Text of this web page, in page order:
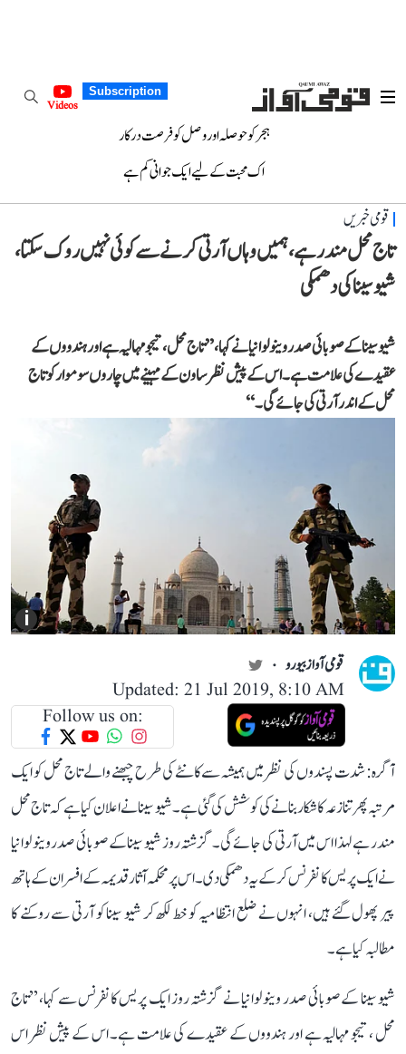
Subscription
Videos
ہجر کو حوصلہ اور وصل کو فرصت درکار
اک محبت کے لیے ایک جوانی کم ہے
قومی خبریں
تاج محل مندر ہے، ہمیں وہاں آرتی کرنے سے کوئی نہیں روک سکتا،
شیو سینا کی دھمکی
شیو سینا کے صوبائی صدر وینو لوانیا نے کہا، ’’تاج محل، تیجو مہالیہ ہے اور ہندووں کے
عقیدے کی علامت ہے۔ اس کے پیش نظر ساون کے مہینے میں چاروں سوموار کو تاج
محل کے اندر آرتی کی جائے گی۔ ‘‘
i
قومی آواز بیورو
Updated: 21 Jul 2019, 8:10 AM
Follow us on:
آگرہ: شدت پسندوں کی نظر میں ہمیشہ سے کانٹے کی طرح چبھنے والے تاج محل کو ایک
مرتبہ پھر تنازعہ کا شکار بنانے کی کوشش کی گئی ہے۔ شیو سینا نے اعلان کیا ہے کہ تاج محل
مندر ہے لہذا اس میں آرتی کی جائے گی۔ گزشتہ روز شیو سینا کے صوبائی صدر وینو لوانیا
نے ایک پریس کانفرنس کر کے یہ دھمکی دی۔ اس پر محکمہ آثار قدیمہ کے افسران کے ہاتھ
پیر پھول گئے ہیں، انہوں نے ضلع انتظامیہ کو خط لکھ کر شیو سینا کو آرتی سے روکنے کا
مطالبہ کیا ہے۔
شیو سینا کے صوبائی صدر وینو لوانیا نے گزشتہ روز ایک پریس کانفرنس سے کہا، ’’تاج
محل ، تیجو مہالیہ ہے اور ہندووں کے عقیدے کی علامت ہے۔ اس کے پیش نظر اس